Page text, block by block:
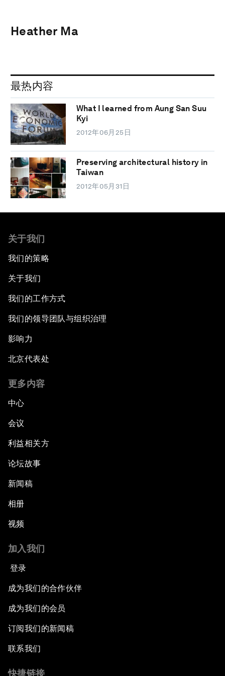
Heather Ma
最热内容
What I learned from Aung San Suu
Kyi
2012年06月25日
Preserving architectural history in
Taiwan
2012年05月31日
关于我们
我们的策略
关于我们
我们的工作方式
我们的领导团队与组织治理
影响力
北京代表处
更多内容
中心
会议
利益相关方
论坛故事
新闻稿
相册
视频
加入我们
登录
成为我们的合作伙伴
成为我们的会员
订阅我们的新闻稿
联系我们
快捷链接